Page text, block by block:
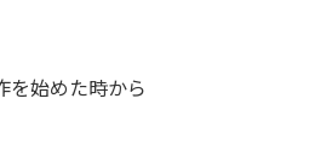
始めた時から